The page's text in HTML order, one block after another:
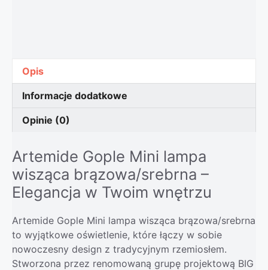
Opis
Informacje dodatkowe
Opinie (0)
Artemide Gople Mini lampa
wisząca brązowa/srebrna –
Elegancja w Twoim wnętrzu
Artemide Gople Mini lampa wisząca brązowa/srebrna
to wyjątkowe oświetlenie, które łączy w sobie
nowoczesny design z tradycyjnym rzemiosłem.
Stworzona przez renomowaną grupę projektową BIG